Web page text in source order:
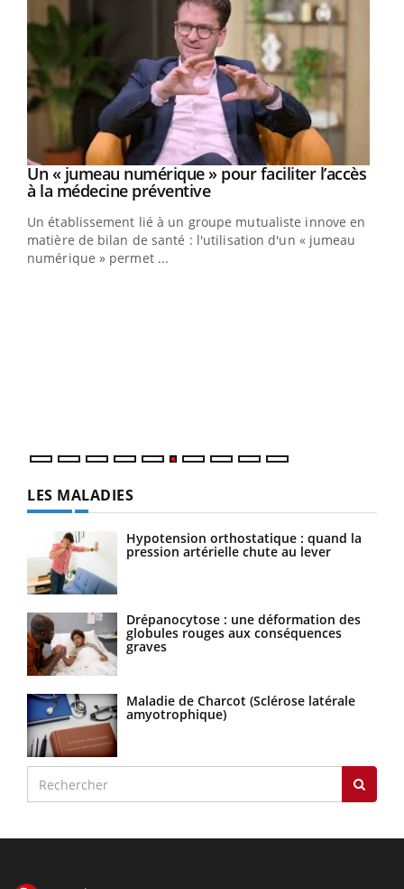
Youtube
Un « jumeau numérique » pour faciliter l’accès
à la médecine préventiveYoutube
Un établissement lié à un groupe mutualiste innove en
matière de bilan de santé : l'utilisation d'un « jumeau
numérique » permet ...
LES MALADIES
Hypotension orthostatique : quand la
pression artérielle chute au lever
Drépanocytose : une déformation des
globules rouges aux conséquences
graves
Maladie de Charcot (Sclérose latérale
amyotrophique)